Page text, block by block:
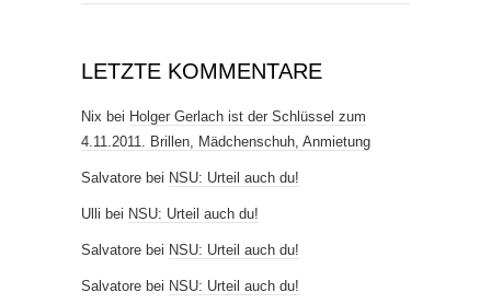
LETZTE KOMMENTARE
Nix bei Holger Gerlach ist der Schlüssel zum
4.11.2011. Brillen, Mädchenschuh, Anmietung
Salvatore bei NSU: Urteil auch du!
Ulli bei NSU: Urteil auch du!
Salvatore bei NSU: Urteil auch du!
Salvatore bei NSU: Urteil auch du!